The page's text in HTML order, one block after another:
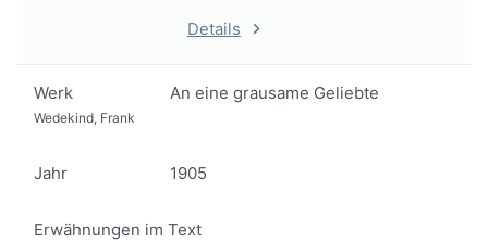
Details
Werk An eine grausame Geliebte
Wedekind, Frank
Jahr 1905
Erwähnungen im Text